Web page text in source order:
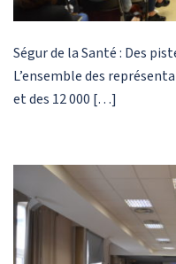
Ségur de la Santé : Des
L’ensemble des
et des 12 000 […]